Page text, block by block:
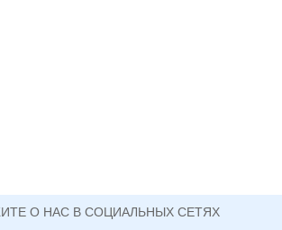
О НАС В СОЦИАЛЬНЫХ СЕТЯХ